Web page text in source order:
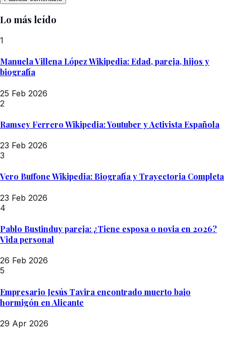
Lo más leído
1
Manuela Villena López Wikipedia: Edad, pareja, hijos y
biografía
25 Feb 2026
2
Ramsey Ferrero Wikipedia: Youtuber y Activista Española
23 Feb 2026
3
Vero Buffone Wikipedia: Biografía y Trayectoria Completa
23 Feb 2026
4
Pablo Bustinduy pareja: ¿Tiene esposa o novia en 2026?
Vida personal
26 Feb 2026
5
Empresario Jesús Tavira encontrado muerto bajo
hormigón en Alicante
29 Apr 2026